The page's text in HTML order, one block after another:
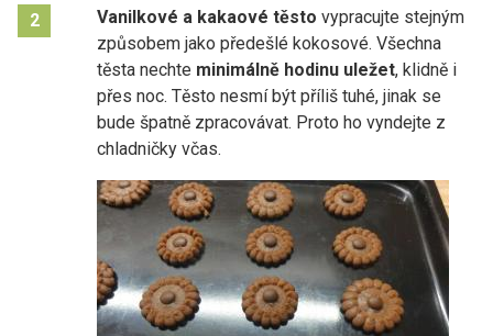
2 Vanilkové a kakaové těsto vypracujte stejným
způsobem jako předešlé kokosové. Všechna
těsta nechte minimálně hodinu uležet, klidně i
přes noc. Těsto nesmí být příliš tuhé, jinak se
bude špatně zpracovávat. Proto ho vyndejte z
chladničky včas.